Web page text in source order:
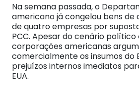
Na semana passada, o
americano já congelou bens de
de quatro empresas por
PCC. Apesar do cenário
corporações americanas
comercialmente os insumos do
prejuízos internos imediatos
EUA.